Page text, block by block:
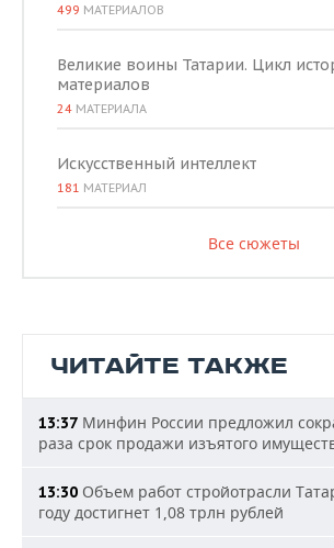
499 МАТЕРИАЛОВ
Великие воины Татарии. Цикл
материалов
24 МАТЕРИАЛА
Искусственный интеллект
181 МАТЕРИАЛ
Все сюжеты
ЧИТАЙТЕ ТАКЖЕ
13:37 Минфин России предложил
раза срок продажи изъятого
13:30 Объем работ стройотрасли
году достигнет 1,08 трлн рублей